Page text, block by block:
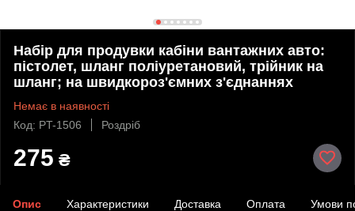
Набір для продувки кабіни вантажних авто:
пістолет, шланг поліуретановий, трійник на
шланг; на швидкороз'ємних з'єднаннях
Немає в наявності
Код: PT-1506
Роздріб
275 ₴
Опис Характеристики Доставка Оплата Умови